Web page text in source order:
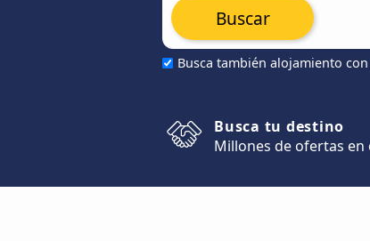
Busca también alojamiento
Buscar
Busca tu destino
Millones de ofertas en